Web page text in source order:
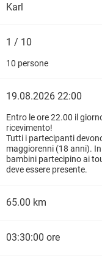
Karl
1 / 10
10 persone
19.08.2026 22:00
Entro le ore 22.00 il
ricevimento!
Tutti i partecipanti
maggiorenni (18 anni).
bambini partecipino ai
deve essere presente.
65.00 km
03:30:00 ore